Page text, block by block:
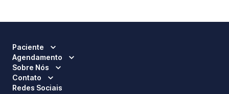
Paciente
Agendamento
Sobre Nós
Contato
Redes Sociais